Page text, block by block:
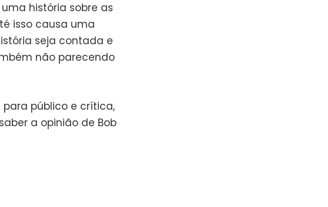
história sobre as
isso causa uma
seja contada e
não parecendo
público e crítica,
a opinião de Bob